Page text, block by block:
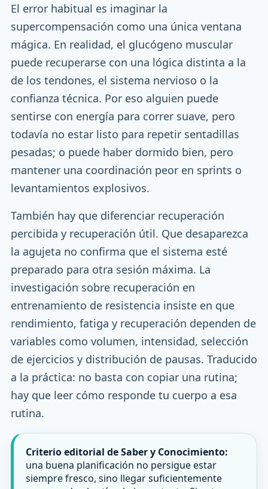
El error habitual es imaginar la
supercompensación como una única ventana
mágica. En realidad, el glucógeno muscular
puede recuperarse con una lógica distinta a la
de los tendones, el sistema nervioso o la
confianza técnica. Por eso alguien puede
sentirse con energía para correr suave, pero
todavía no estar listo para repetir sentadillas
pesadas; o puede haber dormido bien, pero
mantener una coordinación peor en sprints o
levantamientos explosivos.
También hay que diferenciar recuperación
percibida y recuperación útil. Que desaparezca
la agujeta no confirma que el sistema esté
preparado para otra sesión máxima. La
investigación sobre recuperación en
entrenamiento de resistencia insiste en que
rendimiento, fatiga y recuperación dependen de
variables como volumen, intensidad, selección
de ejercicios y distribución de pausas. Traducido
a la práctica: no basta con copiar una rutina;
hay que leer cómo responde tu cuerpo a esa
rutina.
Criterio editorial de Saber y Conocimiento:
una buena planificación no persigue estar
siempre fresco, sino llegar suficientemente